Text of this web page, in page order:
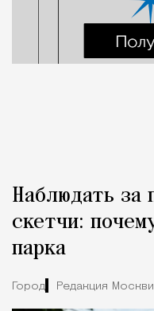
Наблюдать за
скетчи:
парка
Город Редакция